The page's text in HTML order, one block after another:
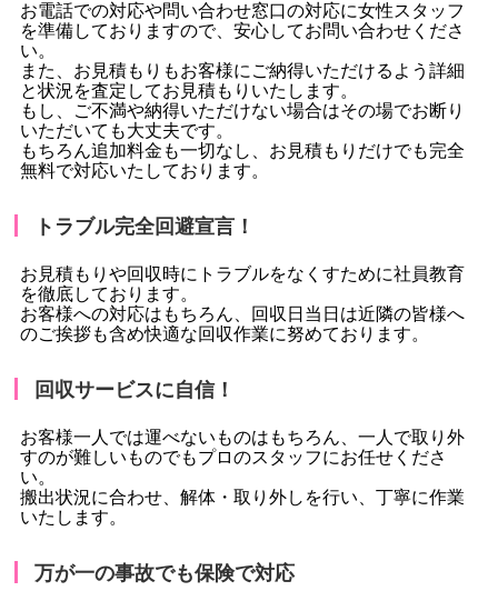
お電話での対応や問い合わせ窓口の対応に女性スタッフ
を準備しておりますので、安心してお問い合わせくださ
い。
また、お見積もりもお客様にご納得いただけるよう詳細
と状況を査定してお見積もりいたします。
もし、ご不満や納得いただけない場合はその場でお断り
いただいても大丈夫です。
もちろん追加料金も一切なし、お見積もりだけでも完全
無料で対応いたしております。
トラブル完全回避宣言！
お見積もりや回収時にトラブルをなくすために社員教育
を徹底しております。
お客様への対応はもちろん、回収日当日は近隣の皆様へ
のご挨拶も含め快適な回収作業に努めております。
回収サービスに自信！
お客様一人では運べないものはもちろん、一人で取り外
すのが難しいものでもプロのスタッフにお任せくださ
い。
搬出状況に合わせ、解体・取り外しを行い、丁寧に作業
いたします。
万が一の事故でも保険で対応